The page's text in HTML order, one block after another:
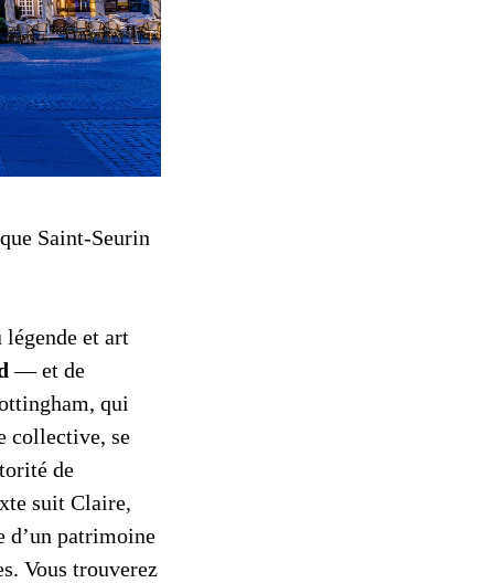
Saint-Seurin
et art
— et de
qui
collective, se
de
suit Claire,
d’un patrimoine
Vous trouverez